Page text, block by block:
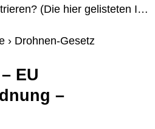
(Die hier gelisteten I…
› Drohnen-Gesetz
EU
–